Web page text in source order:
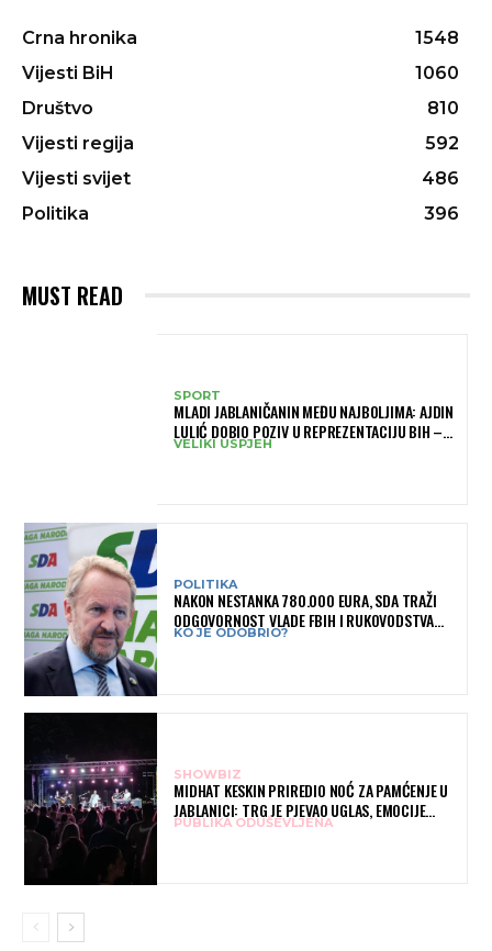
Crna hronika
1548
Vijesti BiH
1060
Društvo
810
Vijesti regija
592
Vijesti svijet
486
Politika
396
MUST READ
SPORT
MLADI JABLANIČANIN MEĐU NAJBOLJIMA: AJDIN
LULIĆ DOBIO POZIV U REPREZENTACIJU BIH –
BRANIT ĆE BOJE BIH NA SLOVENIA BALL
VELIKI USPJEH
POLITIKA
NAKON NESTANKA 780.000 EURA, SDA TRAŽI
ODGOVORNOST VLADE FBIH I RUKOVODSTVA
IGMANA
KO JE ODOBRIO?
SHOWBIZ
MIDHAT KESKIN PRIREDIO NOĆ ZA PAMĆENJE U
JABLANICI: TRG JE PJEVAO UGLAS, EMOCIJE
PREPLAVILE RODNI GRAD
PUBLIKA ODUŠEVLJENA